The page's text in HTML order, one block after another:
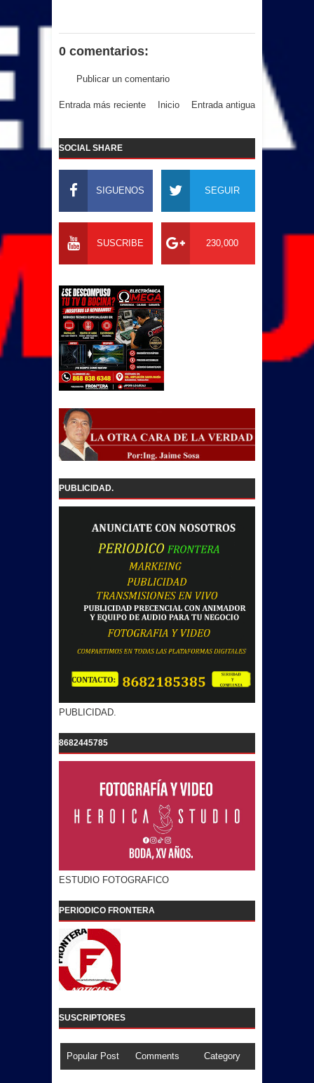
0 comentarios:
Publicar un comentario
Entrada más reciente Entrada antigua
Inicio
SOCIAL SHARE
SIGUENOS SEGUIR
SUSCRIBE 230,000
PUBLICIDAD.
PUBLICIDAD.
8682445785
ESTUDIO FOTOGRAFICO
PERIODICO FRONTERA
SUSCRIPTORES
Popular Post Comments Category